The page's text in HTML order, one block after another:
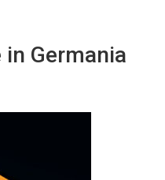
Germania